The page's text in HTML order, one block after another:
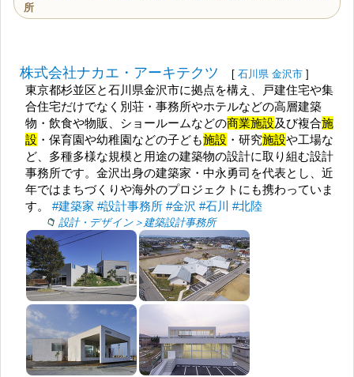
所
株式会社ナカエ・アーキテクツ [ 石川県 金沢市 ]
東京都杉並区と石川県金沢市に拠点を構え、戸建住宅や集
合住宅だけでなく別荘・事務所やホテルなどの高層建築
物・飲食や物販、ショールームなどの商業施設及び複合施
設 ・保育園や幼稚園などの子ども施設 ・研究施設や工場な
ど、多種多様な規模と用途の建築物の設計に取り組む設計
事務所です。金沢出身の建築家・中永勇司を代表とし、近
年ではまちづくりや海外のプロジェクトにも携わっていま
す。#建築家 #設計事務所 #金沢 #石川 #北陸
設計・デザイン＞建築設計事務所